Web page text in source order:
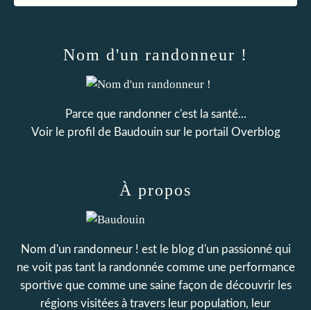
Nom d'un randonneur !
Parce que randonner c'est la santé...
Voir le profil de Baudouinsur le portail Overblog
À propos
Nom d'un randonneur ! est le blog d'un passionné qui
ne voit pas tant la randonnée comme une performance
sportive que comme une saine façon de découvrir les
régions visitées à travers leur population, leur